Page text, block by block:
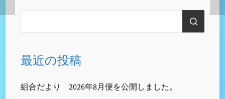
最近の投稿
組合だより 2026年8月便を公開しました。